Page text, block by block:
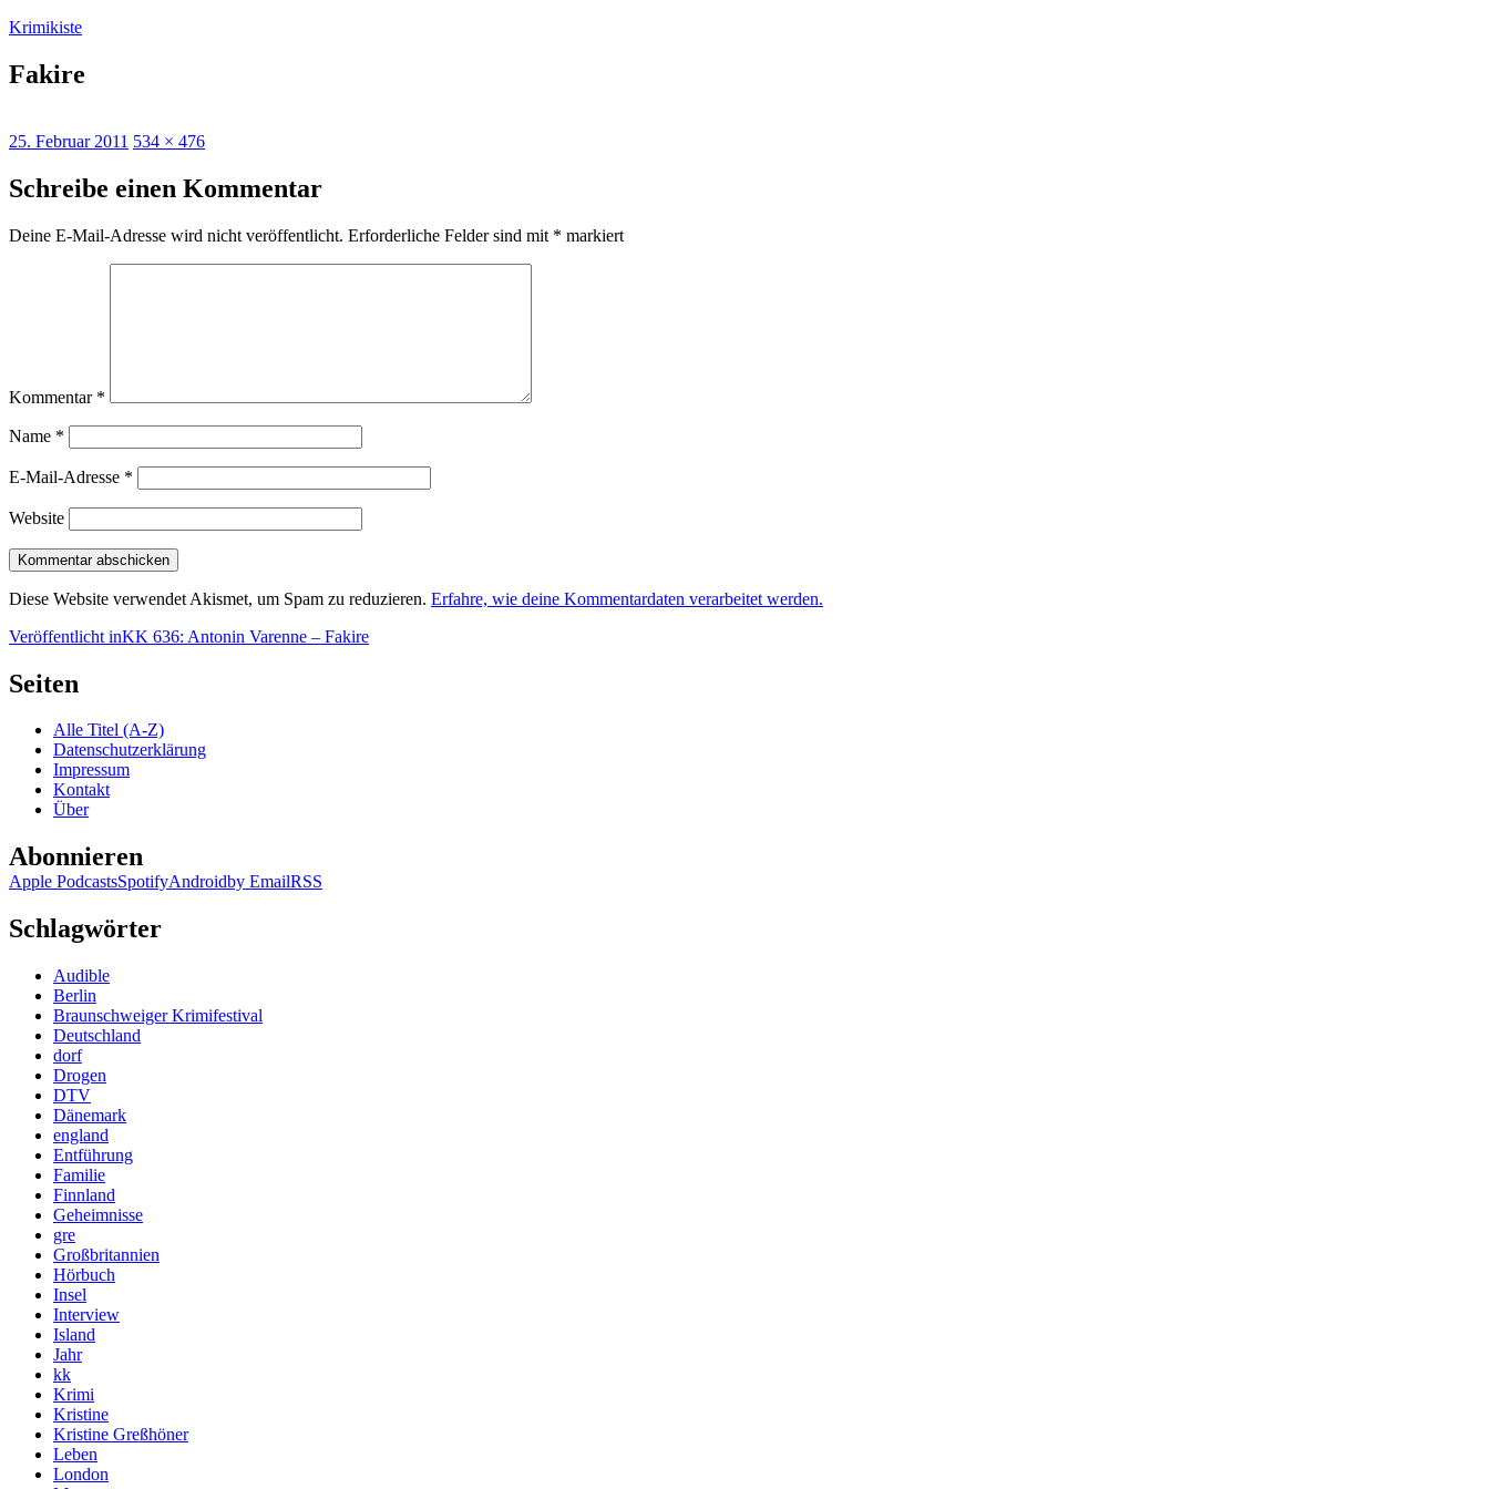
Zum
springen
Krimikiste
Fakire
Veröffentlicht
25. Februar 2011 Originalgröße
534 × 476
Schreibe einen Kommentar
Deine E-Mail-Adresse wird nicht veröffentlicht. Erforderliche Felder sind mit * markiert
Kommentar *
Name *
E-Mail-Adresse *
Website
Diese Website verwendet Akismet, um Spam zu reduzieren. Erfahre, wie deine Kommentardaten verarbeitet werden.
Beitragsnavigation
Veröffentlicht inKK 636: Antonin Varenne – Fakire
Seiten
Alle Titel (A-Z)
Datenschutzerklärung
Impressum
Kontakt
Über
Abonnieren
Apple PodcastsSpotifyAndroidby EmailRSS
Schlagwörter
Audible
Berlin
Braunschweiger Krimifestival
Deutschland
dorf
Drogen
DTV
Dänemark
england
Entführung
Familie
Finnland
Geheimnisse
gre
Großbritannien
Hörbuch
Insel
Interview
Island
Jahr
kk
Krimi
Kristine
Kristine Greßhöner
Leben
London